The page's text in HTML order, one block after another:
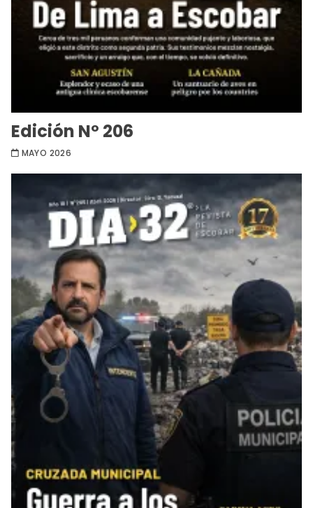
Edición Nº 206
MAYO 2026